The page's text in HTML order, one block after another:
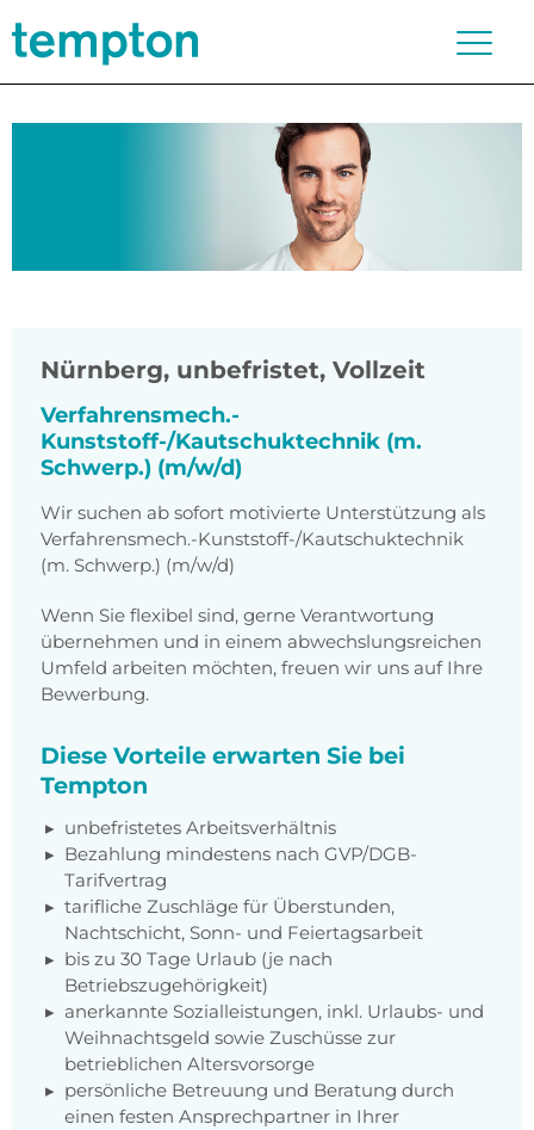
Nürnberg, unbefristet, Vollzeit
Verfahrensmech.-
Kunststoff-/Kautschuktechnik (m.
Schwerp.) (m/w/d)
Wir suchen ab sofort motivierte Unterstützung als
Verfahrensmech.-Kunststoff-/Kautschuktechnik
(m. Schwerp.) (m/w/d)
Wenn Sie flexibel sind, gerne Verantwortung
übernehmen und in einem abwechslungsreichen
Umfeld arbeiten möchten, freuen wir uns auf Ihre
Bewerbung.
Diese Vorteile erwarten Sie bei
Tempton
unbefristetes Arbeitsverhältnis
Bezahlung mindestens nach GVP/DGB-
Tarifvertrag
tarifliche Zuschläge für Überstunden,
Nachtschicht, Sonn- und Feiertagsarbeit
bis zu 30 Tage Urlaub (je nach
Betriebszugehörigkeit)
anerkannte Sozialleistungen, inkl. Urlaubs- und
Weihnachtsgeld sowie Zuschüsse zur
betrieblichen Altersvorsorge
persönliche Betreuung und Beratung durch
einen festen Ansprechpartner in Ihrer